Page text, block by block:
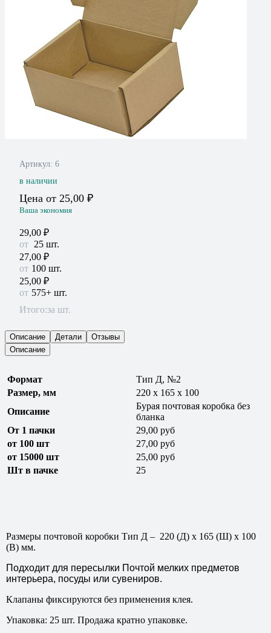
Артикул: 6
в наличии
Цена от 25,00 ₽
Ваша экономия
29,00 ₽
25 шт.
27,00 ₽
100 шт.
25,00 ₽
575+ шт.
Итого:за шт.
Описание Детали
Отзывы
Описание
Формат
Тип Д, №2
Размер, мм
220 x 165 x 100
Описание
Бурая почтовая коробка без
бланка
От 1 пачки
29,00 руб
от 100 шт
27,00 руб
от 15000 шт
25,00 руб
Шт в пачке
25
Размеры почтовой коробки Тип Д – 220 (Д) х 165 (Ш) х 100
(В) мм.
Подходит для пересылки Почтой мелких предметов
интерьера, посуды или сувениров.
Клапаны фиксируются без применения клея.
Упаковка: 25 шт. Продажа кратно упаковке.